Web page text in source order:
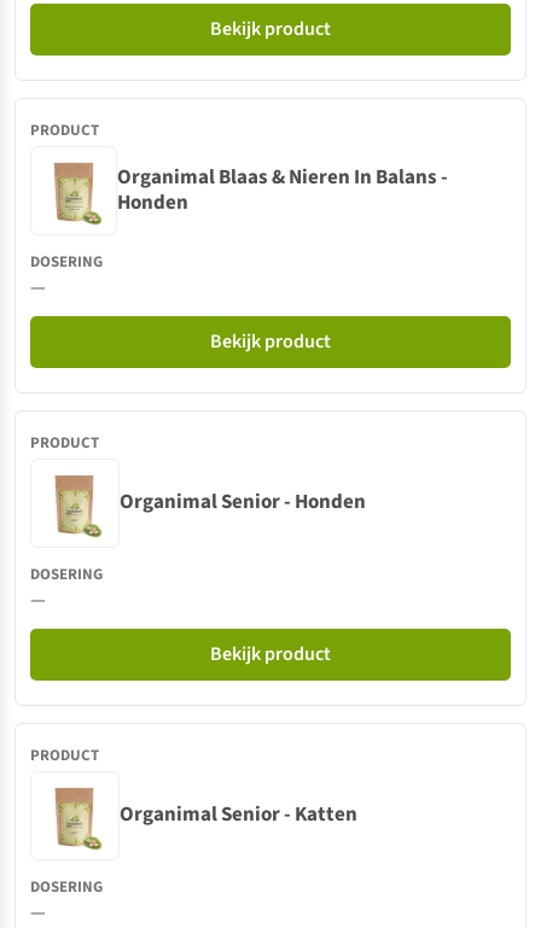
Bekijk product
Organimal Blaas & Nieren In Balans -
Honden
—
Bekijk product
Organimal Senior - Honden
—
Bekijk product
Organimal Senior - Katten
—